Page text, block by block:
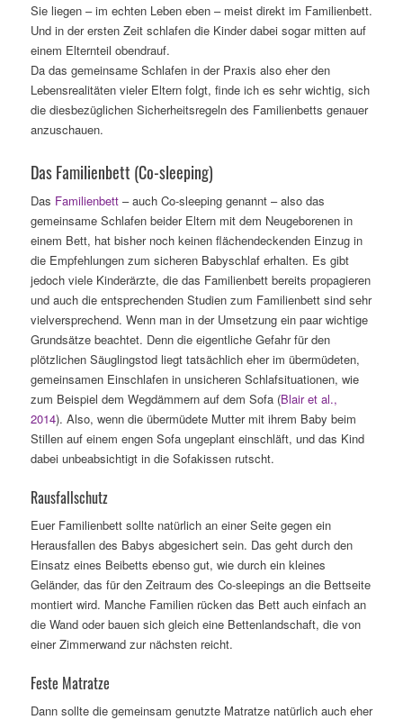
Sie liegen – im echten Leben eben – meist direkt im Familienbett.
Und in der ersten Zeit schlafen die Kinder dabei sogar mitten auf
einem Elternteil obendrauf.
Da das gemeinsame Schlafen in der Praxis also eher den
Lebensrealitäten vieler Eltern folgt, finde ich es sehr wichtig, sich
die diesbezüglichen Sicherheitsregeln des Familienbetts genauer
anzuschauen.
Das Familienbett (Co-sleeping)
Das Familienbett– auch Co-sleeping genannt – also das
gemeinsame Schlafen beider Eltern mit dem Neugeborenen in
einem Bett, hat bisher noch keinen flächendeckenden Einzug in
die Empfehlungen zum sicheren Babyschlaf erhalten. Es gibt
jedoch viele Kinderärzte, die das Familienbett bereits propagieren
und auch die entsprechenden Studien zum Familienbett sind sehr
vielversprechend. Wenn man in der Umsetzung ein paar wichtige
Grundsätze beachtet. Denn die eigentliche Gefahr für den
plötzlichen Säuglingstod liegt tatsächlich eher im übermüdeten,
gemeinsamen Einschlafen in unsicheren Schlafsituationen, wie
zum Beispiel dem Wegdämmern auf dem Sofa (Blair et al.,
2014). Also, wenn die übermüdete Mutter mit ihrem Baby beim
Stillen auf einem engen Sofa ungeplant einschläft, und das Kind
dabei unbeabsichtigt in die Sofakissen rutscht.
Rausfallschutz
Euer Familienbett sollte natürlich an einer Seite gegen ein
Herausfallen des Babys abgesichert sein. Das geht durch den
Einsatz eines Beibetts ebenso gut, wie durch ein kleines
Geländer, das für den Zeitraum des Co-sleepings an die Bettseite
montiert wird. Manche Familien rücken das Bett auch einfach an
die Wand oder bauen sich gleich eine Bettenlandschaft, die von
einer Zimmerwand zur nächsten reicht.
Feste Matratze
Dann sollte die gemeinsam genutzte Matratze natürlich auch eher